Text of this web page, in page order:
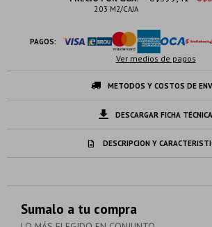
2.03 M2/CAJA
PAGOS:
Ver medios de pagos
METODOS Y COSTOS DE
DESCARGAR FICHA TÉCNICA
DESCRIPCION Y
Sumalo a tu compra